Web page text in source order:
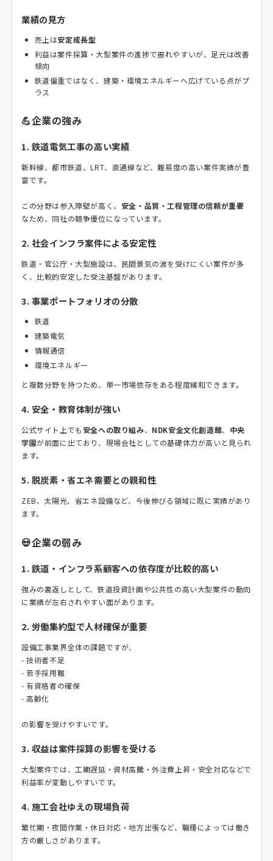
業績の見方
売上は安定成長型
利益は案件採算・大型案件の進捗で振れやすいが、足元は改善
傾向
鉄道偏重ではなく、建築・環境エネルギーへ広げている点がプ
ラス
💪企業の強み
1. 鉄道電気工事の高い実績
新幹線、都市鉄道、LRT、直通線など、難易度の高い案件実績が豊
富です。
この分野は参入障壁が高く、 安全・品質・工程管理の信頼が重要
なため、同社の競争優位になっています。
2. 社会インフラ案件による安定性
鉄道・官公庁・大型施設は、民間景気の波を受けにくい案件が多
く、比較的安定した受注基盤があります。
3. 事業ポートフォリオの分散
鉄道
建築電気
情報通信
環境エネルギー
と複数分野を持つため、単一市場依存をある程度緩和できます。
4. 安全・教育体制が強い
公式サイト上でも 安全への取り組み、 NDK安全文化創造館、 中央
学園が前面に出ており、現場会社としての基礎体力が高いと見られ
ます。
5. 脱炭素・省エネ需要との親和性
ZEB、太陽光、省エネ設備など、今後伸びる領域に既に実績があり
ます。
💀企業の弱み
1. 鉄道・インフラ系顧客への依存度が比較的高い
強みの裏返しとして、鉄道投資計画や公共性の高い大型案件の動向
に業績が左右されやすい面があります。
2. 労働集約型で人材確保が重要
設備工事業界全体の課題ですが、
- 技術者不足
- 若手採用難
- 有資格者の確保
- 高齢化
の影響を受けやすいです。
3. 収益は案件採算の影響を受ける
大型案件では、工期遅延・資材高騰・外注費上昇・安全対応などで
利益率が変動しやすいです。
4. 施工会社ゆえの現場負荷
繁忙期・夜間作業・休日対応・地方出張など、職種によっては働き
方の厳しさがあります。